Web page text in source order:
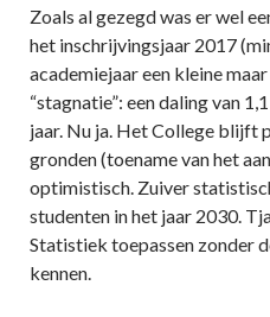
Zoals al gezegd was er wel
het inschrijvingsjaar 2017
academiejaar een kleine
“stagnatie”: een daling van
jaar. Nu ja. Het College blijft
gronden (toename van het
optimistisch. Zuiver
studenten in het jaar 2030.
Statistiek toepassen zonder
kennen.